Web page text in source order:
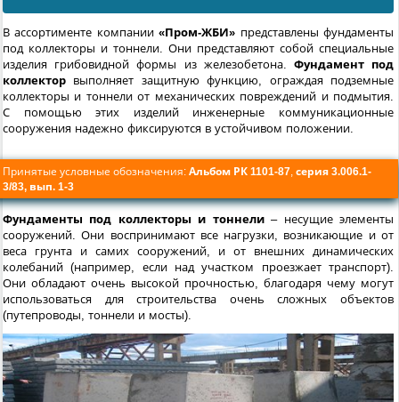
В ассортименте компании«Пром-ЖБИ» представлены фундаменты
под коллекторы и тоннели. Они представляют собой специальные
изделия грибовидной формы из железобетона. Фундамент под
коллектор выполняет защитную функцию, ограждая подземные
коллекторы и тоннели от механических повреждений и подмытия.
С помощью этих изделий инженерные коммуникационные
сооружения надежно фиксируются в устойчивом положении.
Принятые условные обозначения: Альбом РК 1101-87 серия 3.006.1-
3/83, вып. 1-3
Фундаменты под коллекторы и тоннели– несущие элементы
сооружений. Они воспринимают все нагрузки, возникающие и от
веса грунта и самих сооружений, и от внешних динамических
колебаний (например, если над участком проезжает транспорт).
Они обладают очень высокой прочностью, благодаря чему могут
использоваться для строительства очень сложных объектов
(путепроводы, тоннели и мосты).